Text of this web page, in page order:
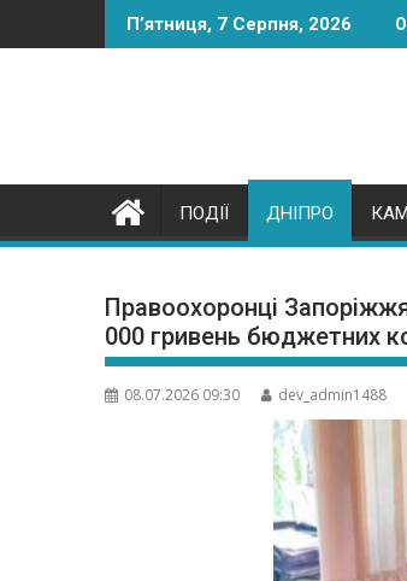
to
П’ятниця, 7 Серпня, 2026
ПОДІЇ ДНІПРО
Правоохоронці
000 гривень бюджетних
08.07.2026 09:30 dev_admin1488